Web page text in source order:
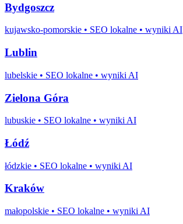
Bydgoszcz
kujawsko-pomorskie • SEO lokalne • wyniki AI
Lublin
lubelskie • SEO lokalne • wyniki AI
Zielona Góra
lubuskie • SEO lokalne • wyniki AI
Łódź
łódzkie • SEO lokalne • wyniki AI
Kraków
małopolskie • SEO lokalne • wyniki AI